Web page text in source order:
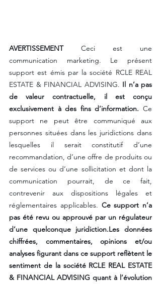
AVERTISSEMENT Ceci est une
communication marketing. Le présent
support est émis par la société RCLE REAL
ESTATE & FINANCIAL ADVISING. Il n’a pas
de valeur contractuelle, il est conçu
exclusivement à des fins d’information. Ce
support ne peut être communiqué aux
personnes situées dans les juridictions dans
lesquelles il serait constitutif d’une
recommandation, d’une offre de produits ou
de services ou d’une sollicitation et dont la
communication pourrait, de ce fait,
contrevenir aux dispositions légales et
réglementaires applicables. Ce support n’a
pas été revu ou approuvé par un régulateur
d’une quelconque juridiction.Les données
chiffrées, commentaires, opinions et/ou
analyses figurant dans ce support reflètent le
sentiment de la société RCLE REAL ESTATE
& FINANCIAL ADVISING quant à l’évolution